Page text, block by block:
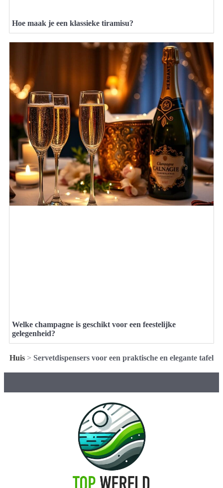
Hoe maak je een klassieke tiramisu?
Welke champagne is geschikt voor een feestelijke
gelegenheid?
Huis > Servetdispensers voor een praktische en elegante tafel